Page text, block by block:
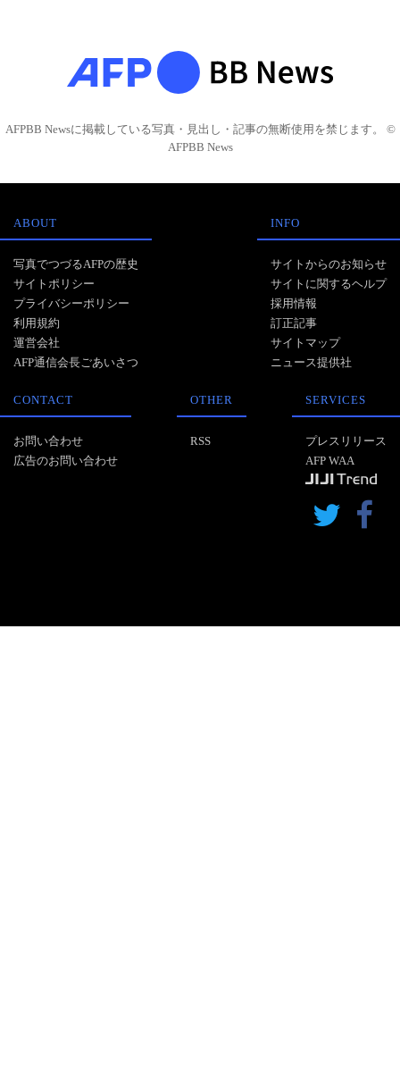
AFPBB Newsに掲載している写真・見出し・記事の無断使用を禁じます。 ©
AFPBB News
ABOUT
写真でつづるAFPの歴史
サイトポリシー
プライバシーポリシー
利用規約
運営会社
AFP通信会長ごあいさつ
INFO
サイトからのお知らせ
サイトに関するヘルプ
採用情報
訂正記事
サイトマップ
ニュース提供社
CONTACT
お問い合わせ
広告のお問い合わせ
OTHER
RSS
SERVICES
プレスリリース
AFP WAA